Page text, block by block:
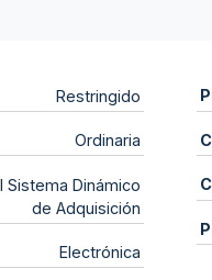
Restringido
Ordinaria
Dinámico
de Adquisición
Electrónica